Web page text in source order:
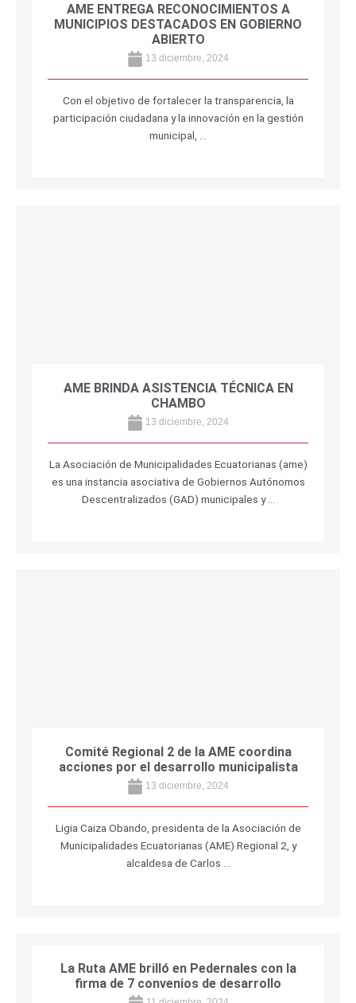
AME ENTREGA RECONOCIMIENTOS A
MUNICIPIOS DESTACADOS EN GOBIERNO
ABIERTO
13 diciembre, 2024
Con el objetivo de fortalecer la transparencia, la
participación ciudadana y la innovación en la gestión
municipal, …
AME BRINDA ASISTENCIA TÉCNICA EN
CHAMBO
13 diciembre, 2024
La Asociación de Municipalidades Ecuatorianas (ame)
es una instancia asociativa de Gobiernos Autónomos
Descentralizados (GAD) municipales y …
Comité Regional 2 de la AME coordina
acciones por el desarrollo municipalista
13 diciembre, 2024
Ligia Caiza Obando, presidenta de la Asociación de
Municipalidades Ecuatorianas (AME) Regional 2, y
alcaldesa de Carlos …
La Ruta AME brilló en Pedernales con la
firma de 7 convenios de desarrollo